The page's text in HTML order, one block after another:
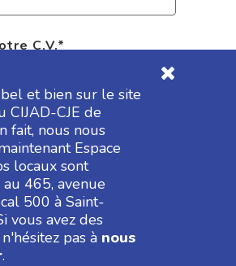
et bien sur le site
CIJAD-CJE de
fait, nous nous
Espace
locaux sont
465, avenue
500 à Saint-
vous avez des
pas à nous
.
C.V.*
: pdf, doc, docx, txt